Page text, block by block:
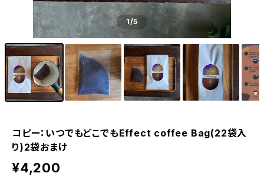
1/5
コピー：いつでもどこでもEffect coffee Bag(22袋入
り)2袋おまけ
¥4,200